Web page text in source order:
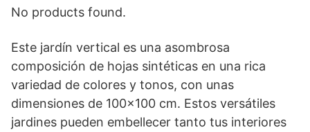
No products found.
Este jardín vertical es una asombrosa
composición de hojas sintéticas en una rica
variedad de colores y tonos, con unas
dimensiones de 100×100 cm. Estos versátiles
jardines pueden embellecer tanto tus interiores